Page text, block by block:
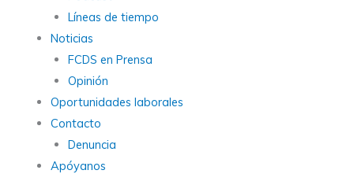
Líneas de tiempo
Noticias
FCDS en Prensa
Opinión
Oportunidades laborales
Contacto
Denuncia
Apóyanos